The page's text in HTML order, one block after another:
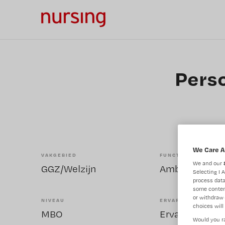
VAKGEBIED
GGZ/Welzijn
FUNCTIE
Ambulant
NIVEAU
MBO
ERVARING
Ervaren
We Care
We and our
Selecting I
process
some
or withdraw
choices will
Would you